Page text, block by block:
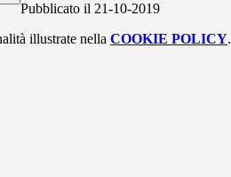
Pubblicato il 21-10-2019
illustrate nella COOKIE POLICY.